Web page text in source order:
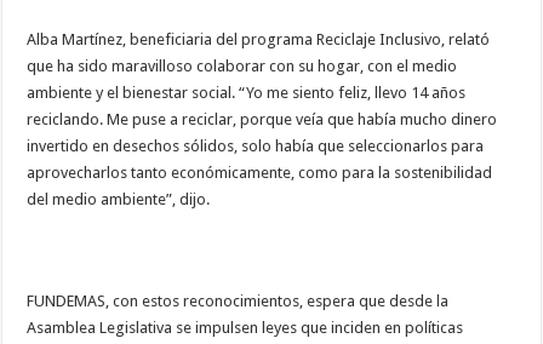
Alba Martínez, beneficiaria del programa Reciclaje Inclusivo, relató
que ha sido maravilloso colaborar con su hogar, con el medio
ambiente y el bienestar social. “Yo me siento feliz, llevo 14 años
reciclando. Me puse a reciclar, porque veía que había mucho dinero
invertido en desechos sólidos, solo había que seleccionarlos para
aprovecharlos tanto económicamente, como para la sostenibilidad
del medio ambiente”, dijo.
FUNDEMAS, con estos reconocimientos, espera que desde la
Asamblea Legislativa se impulsen leyes que inciden en políticas